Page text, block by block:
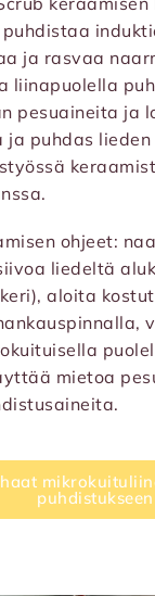
ja rasvaa
liinapuolella
pesuaineita ja
ja puhdas
ohjeet:
liedeltä
aloita
mietoa
puhdistukseen